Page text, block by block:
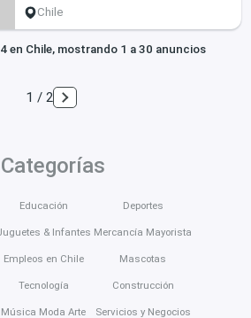
Chile
en Chile, mostrando 1 a 30 anuncios
1 / 2
Categorías
Educación
& Infantes
Empleos en Chile
Tecnología
Música Moda Arte
Deportes
Mercancía Mayorista
Mascotas
Construcción
Servicios y Negocios